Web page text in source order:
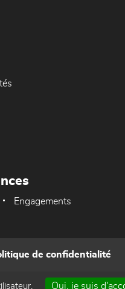
Engagements
de confidentialité
Réalisé par WEB Enseignes
Oui, je suis